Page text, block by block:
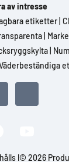
av intresse
etiketter
l© 2026